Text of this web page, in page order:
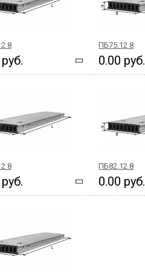
8 ПБ75.12 8
0.00 руб.
8 ПБ82.12 8
0.00 руб.